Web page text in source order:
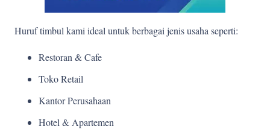
Huruf timbul kami ideal untuk berbagai jenis usaha seperti:
Restoran & Cafe
Toko Retail
Kantor Perusahaan
Hotel & Apartemen